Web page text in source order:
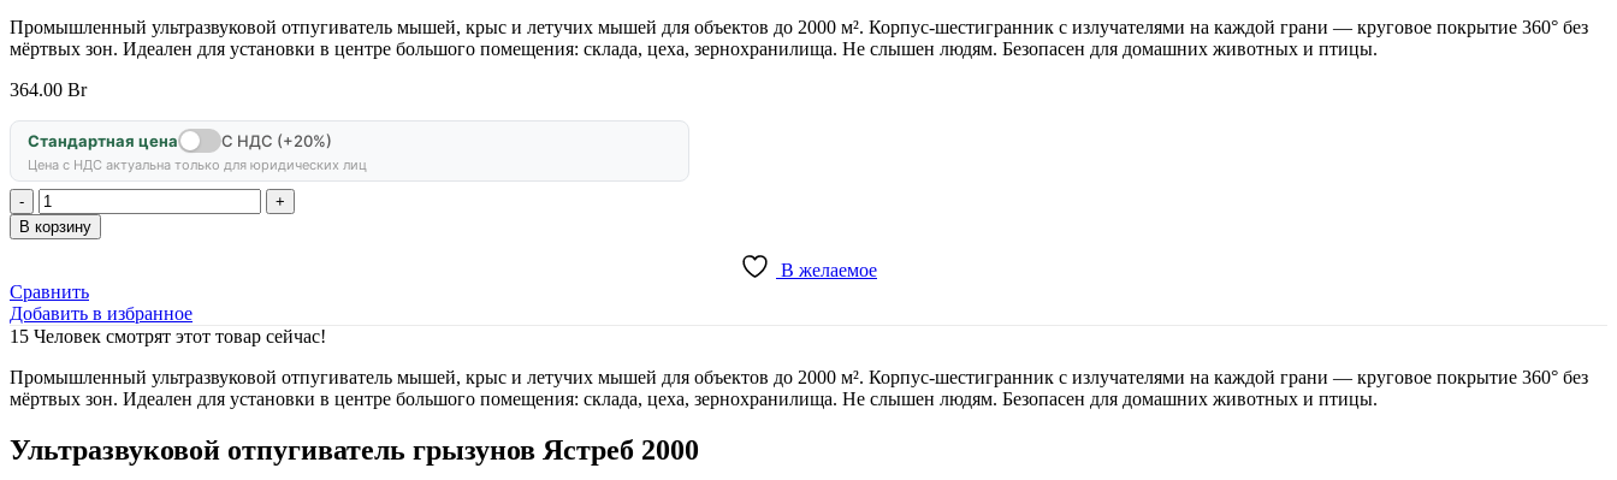
Промышленный ультразвуковой отпугиватель мышей, крыс и летучих мышей для объектов до 2000 м². Корпус-шестигранник с излучателями на каждой грани — круговое покрытие 360° без
мёртвых зон. Идеален для установки в центре большого помещения: склада, цеха, зернохранилища. Не слышен людям. Безопасен для домашних животных и птицы.
364.00 Br
Стандартная цена С НДС (+20%)
Цена с НДС актуальна только для юридических лиц
Количество
товара
Ультразвуковой
Ястреб
2000
В корзину
В желаемое
Сравнить
Добавить в избранное
15 Человек смотрят этот товар сейчас!
Промышленный ультразвуковой отпугиватель мышей, крыс и летучих мышей для объектов до 2000 м². Корпус-шестигранник с излучателями на каждой грани — круговое покрытие 360° без
мёртвых зон. Идеален для установки в центре большого помещения: склада, цеха, зернохранилища. Не слышен людям. Безопасен для домашних животных и птицы.
Ультразвуковой отпугиватель грызунов Ястреб 2000